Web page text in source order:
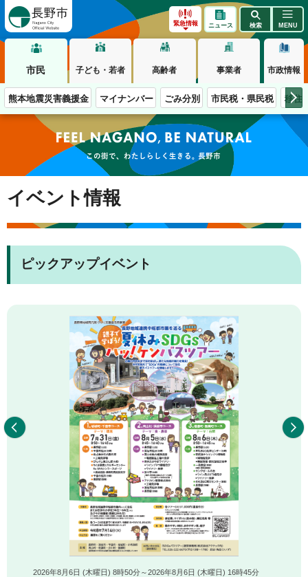
緊急情報 ニュース 検索 MENU
市民 子ども・若者 高齢者 事業者 市政情報
熊本地震災害義援金 マイナンバー ごみ分別 市民税・県民税 移住
この街で、わたしらしく生きる。長野市
イベント情報
ピックアップイベント
2026年8月6日 (木曜日) 8時50分～2026年8月6日 (木曜日) 16時45分